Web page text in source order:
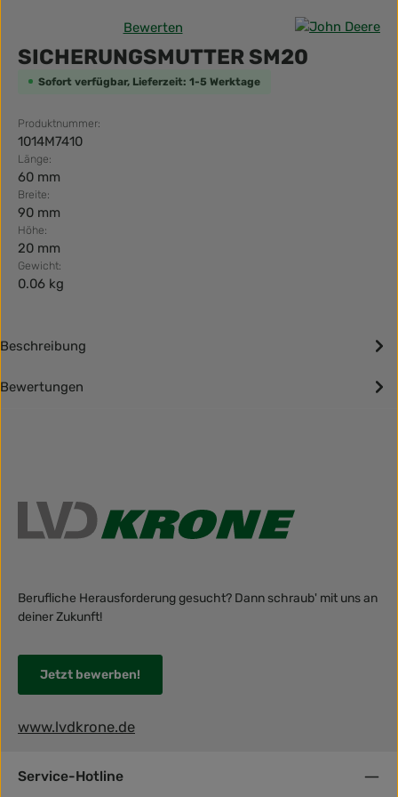
Durchschnittliche Bewertung von 0 von 5 Sternen
Bewerten
SICHERUNGSMUTTER SM20
Sofort verfügbar, Lieferzeit: 1-5 Werktage
Produktnummer:
1014M7410
Länge:
60 mm
Breite:
90 mm
Höhe:
20 mm
Gewicht:
0.06 kg
Beschreibung
Bewertungen
Berufliche Herausforderung gesucht? Dann schraub' mit uns an
deiner Zukunft!
Jetzt bewerben!
www.lvdkrone.de
Service-Hotline